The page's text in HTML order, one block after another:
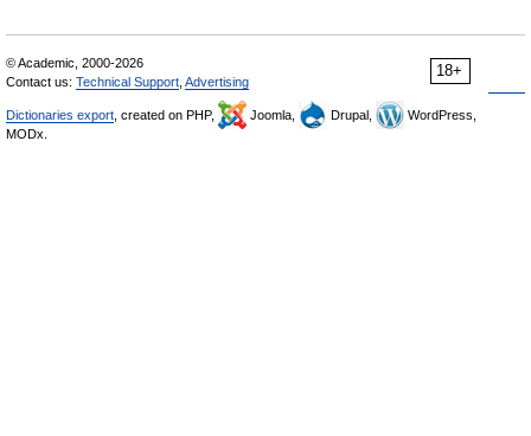
18+
© Academic, 2000-2026
Contact us: Technical Support Advertising
Dictionaries export , created on PHP, Joomla, Drupal,
WordPress,
MODx.